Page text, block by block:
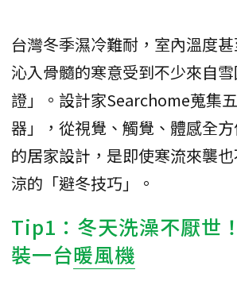
台灣冬季濕冷難耐，室內溫度甚
沁入骨髓的寒意受到不少來自
證」。設計家Searchome蒐集
器」，從視覺、觸覺、體感全
的居家設計，是即使寒流來襲
涼的「避冬技巧」。
Tip1：冬天洗澡不厭世！
裝一台暖風機